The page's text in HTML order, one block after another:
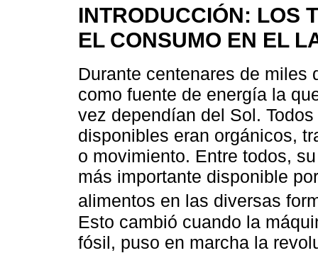
INTRODUCCIÓN: LOS
EL CONSUMO EN EL
Durante centenares de miles
como fuente de energía la
vez dependían del Sol.
disponibles eran orgánicos,
o movimiento. Entre todos,
más importante disponible
alimentos en las diversas
Esto cambió cuando la
fósil, puso en marcha la